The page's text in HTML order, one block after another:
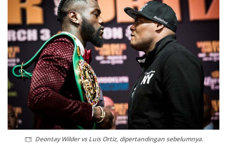
Deontay Wilder vs Luis Ortiz, dipertandingan sebelumnya.